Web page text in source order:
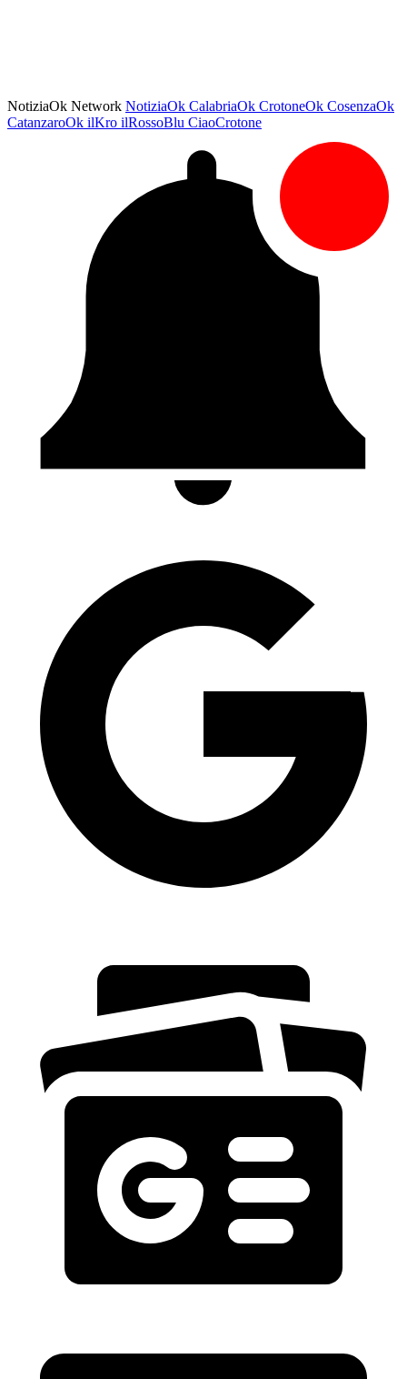
NotiziaOk Network NotiziaOk CalabriaOk CrotoneOk CosenzaOk
CatanzaroOk ilKro ilRossoBlu CiaoCrotone